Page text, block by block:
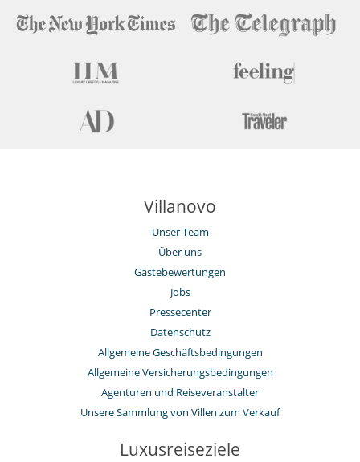
Villanovo
Unser Team
Über uns
Gästebewertungen
Jobs
Pressecenter
Datenschutz
Allgemeine Geschäftsbedingungen
Allgemeine Versicherungsbedingungen
Agenturen und Reiseveranstalter
Unsere Sammlung von Villen zum Verkauf
Luxusreiseziele